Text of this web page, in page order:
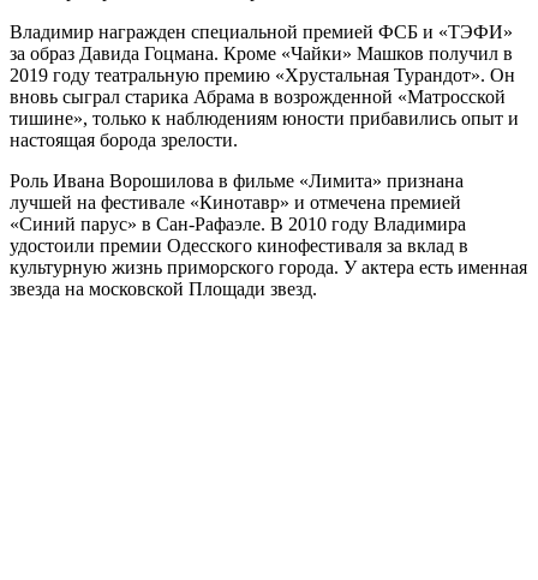
Владимир награжден специальной премией ФСБ и «ТЭФИ»
за образ Давида Гоцмана. Кроме «Чайки» Машков получил в
2019 году театральную премию «Хрустальная Турандот». Он
вновь сыграл старика Абрама в возрожденной «Матросской
тишине», только к наблюдениям юности прибавились опыт и
настоящая борода зрелости.
Роль Ивана Ворошилова в фильме «Лимита» признана
лучшей на фестивале «Кинотавр» и отмечена премией
«Синий парус» в Сан-Рафаэле. В 2010 году Владимира
удостоили премии Одесского кинофестиваля за вклад в
культурную жизнь приморского города. У актера есть именная
звезда на московской Площади звезд.